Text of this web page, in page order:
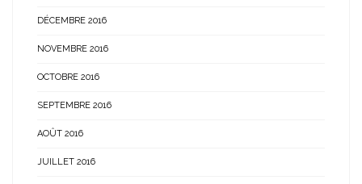
DÉCEMBRE 2016
NOVEMBRE 2016
OCTOBRE 2016
SEPTEMBRE 2016
AOÛT 2016
JUILLET 2016